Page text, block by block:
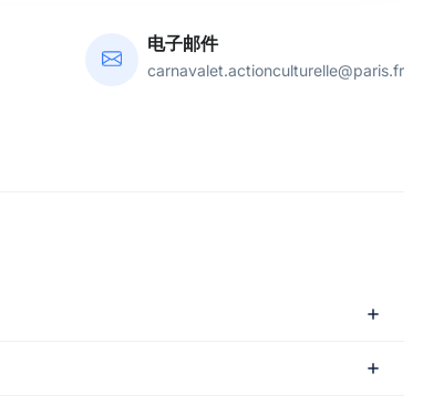
电子邮件
carnavalet.actionculturelle@paris.fr